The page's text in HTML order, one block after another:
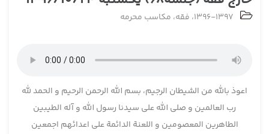
1396-1397، فقه، مکاسب محرمه
اعوذ بالله من الشیطان الرجیم، بسم الله الرحمن الرحیم و الحمد لله
رب العالمین و صلی الله علی سیدنا رسول الله و آله الطیبین
الطاهرین المعصومین و اللعنة الدائمة علی اعدائهم اجمعین